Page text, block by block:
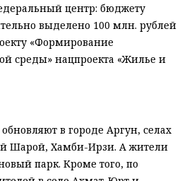
центр: бюджету
выделено 100 млн. рублей
«Формирование
среды» нацпроекта «Жилье и
в городе Аргун, селах
Шарой, Хамби-Ирзи. А жители
парк. Кроме того, по